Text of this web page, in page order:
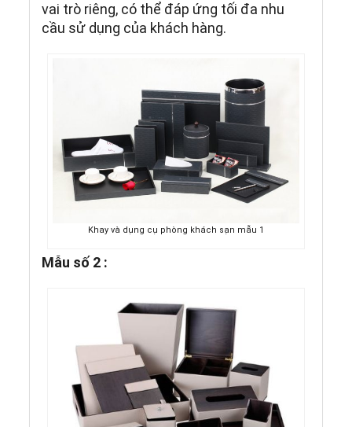
vai trò riêng, có thể đáp ứng tối đa nhu
cầu sử dụng của khách hàng.
Khay và dụng cụ phòng khách sạn mẫu 1
Mẫu số 2 :